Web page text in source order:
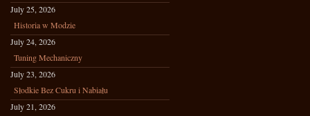
July 25, 2026
Historia w Modzie
July 24, 2026
Tuning Mechaniczny
July 23, 2026
Słodkie Bez Cukru i Nabiału
July 21, 2026